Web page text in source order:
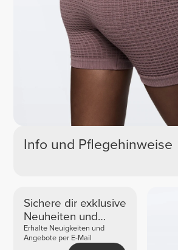
Info und Pflegehinweise
Sichere dir exklusive
Neuheiten und
Angebote
Erhalte Neuigkeiten und
Angebote per E-Mail